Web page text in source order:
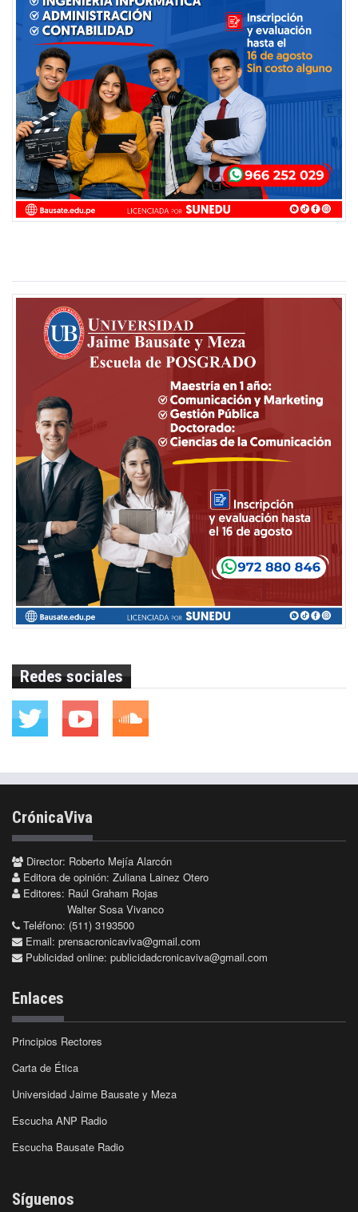
Redes sociales
CrónicaViva
Director: Roberto Mejía Alarcón
Editora de opinión: Zuliana Lainez Otero
Editores: Raúl Graham Rojas
Walter Sosa Vivanco
Teléfono: (511) 3193500
Email: prensacronicaviva@gmail.com
Publicidad online: publicidadcronicaviva@gmail.com
Enlaces
Principios Rectores
Carta de Ética
Universidad Jaime Bausate y Meza
Escucha ANP Radio
Escucha Bausate Radio
Síguenos